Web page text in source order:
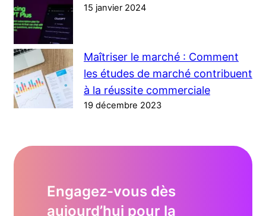
15 janvier 2024
Maîtriser le marché : Comment
les études de marché contribuent
à la réussite commerciale
19 décembre 2023
Engagez-vous dès
aujourd’hui pour la